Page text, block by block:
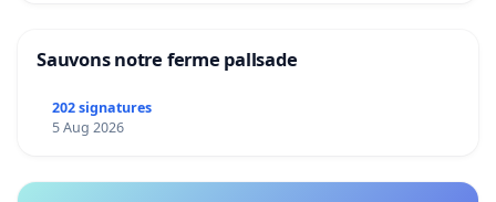
Sauvons notre ferme pallsade
202 signatures
5 Aug 2026